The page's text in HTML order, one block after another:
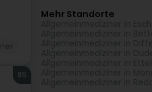
85
Mehr Standorte